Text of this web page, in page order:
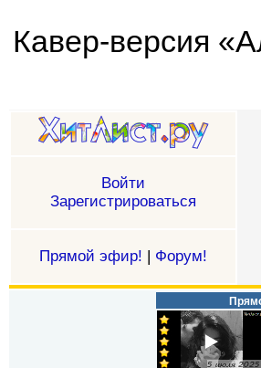
Кавер-версия
Войти
Зарегистрироваться
Прямой эфир! | Форум!